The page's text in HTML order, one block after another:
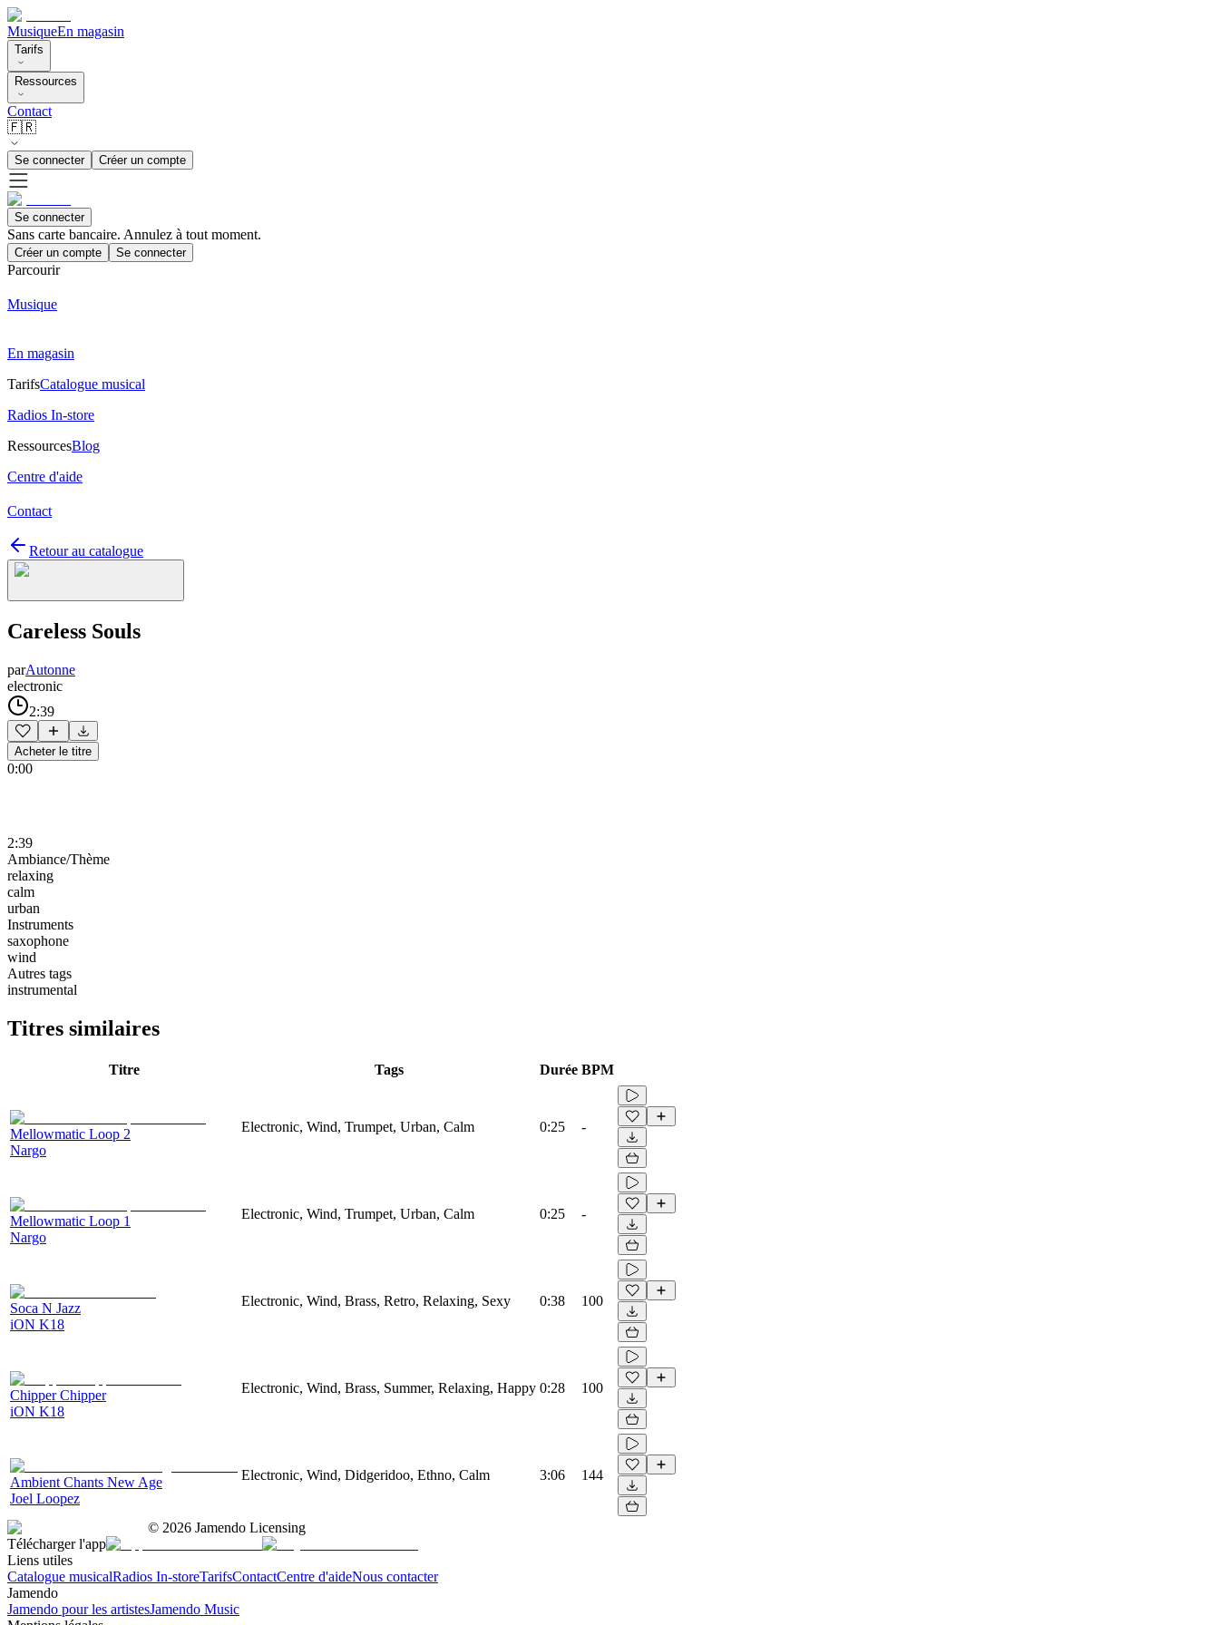
MusiqueEn magasin
Tarifs
Ressources
Contact
🇫🇷
Se connecter Créer un compte
Se connecter
Sans carte bancaire. Annulez à tout moment.
Créer un compte Se connecter
Parcourir
Musique
En magasin
TarifsCatalogue musical
Radios In-store
RessourcesBlog
Centre d'aide
Contact
Retour au catalogue
Careless Souls
parAutonne
electronic
2:39
Acheter le titre
0:00
2:39
Ambiance/Thème
relaxing
calm
urban
Instruments
saxophone
wind
Autres tags
instrumental
Titres similaires
Titre Tags Durée BPM
Mellowmatic Loop 2
Nargo
Electronic, Wind, Trumpet, Urban, Calm 0:25 -
Mellowmatic Loop 1
Nargo
Electronic, Wind, Trumpet, Urban, Calm 0:25 -
Soca N Jazz
iON K18
Electronic, Wind, Brass, Retro, Relaxing, Sexy 0:38 100
Chipper Chipper
iON K18
Electronic, Wind, Brass, Summer, Relaxing, Happy 0:28 100
Ambient Chants New Age
Joel Loopez
Electronic, Wind, Didgeridoo, Ethno, Calm 3:06 144
© 2026 Jamendo Licensing
Télécharger l'app
Liens utiles
Catalogue musicalRadios In-storeTarifsContactCentre d'aideNous contacter
Jamendo
Jamendo pour les artistesJamendo Music